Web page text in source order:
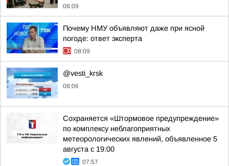
08:09
Почему НМУ объявляют даже при ясной
погоде: ответ эксперта
08:09
@vesti_krsk
08:06
Сохраняется «Штормовое предупреждение»
по комплексу неблагоприятных
метеорологических явлений, объявленное 5
августа с 19:00
07:57